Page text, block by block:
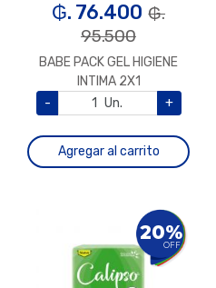
₲. 76.400 ₲.
95.500
BABE PACK GEL HIGIENE
INTIMA 2X1
-
Un. +
Agregar al carrito
20%
OFF